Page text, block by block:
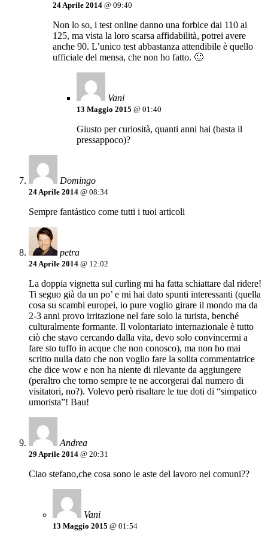
24 Aprile 2014 @ 09:40
Non lo so, i test online danno una forbice dai 110 ai
125, ma vista la loro scarsa affidabilità, potrei avere
anche 90. L’unico test abbastanza attendibile è quello
ufficiale del mensa, che non ho fatto. 🙂
Vani
13 Maggio 2015 @ 01:40
Giusto per curiosità, quanti anni hai (basta il
pressappoco)?
Domingo
24 Aprile 2014 @ 08:34
Sempre fantástico come tutti i tuoi articoli
petra
24 Aprile 2014 @ 12:02
La doppia vignetta sul curling mi ha fatta schiattare dal ridere!
Ti seguo già da un po’ e mi hai dato spunti interessanti (quella
cosa su scambi europei, io pure voglio girare il mondo ma da
2-3 anni provo irritazione nel fare solo la turista, benché
culturalmente formante. Il volontariato internazionale è tutto
ciò che stavo cercando dalla vita, devo solo convincermi a
fare sto tuffo in acque che non conosco), ma non ho mai
scritto nulla dato che non voglio fare la solita commentatrice
che dice wow e non ha niente di rilevante da aggiungere
(peraltro che torno sempre te ne accorgerai dal numero di
visitatori, no?). Volevo però risaltare le tue doti di “simpatico
umorista”! Bau!
Andrea
29 Aprile 2014 @ 20:31
Ciao stefano,che cosa sono le aste del lavoro nei comuni??
Vani
13 Maggio 2015 @ 01:54